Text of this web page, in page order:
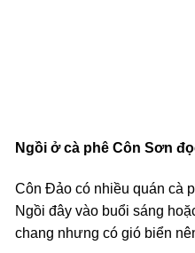
Ngồi ở cà phê Côn Sơn
Côn Đảo có nhiều quán cà
Ngồi đây vào buổi sáng
chang nhưng có gió biển